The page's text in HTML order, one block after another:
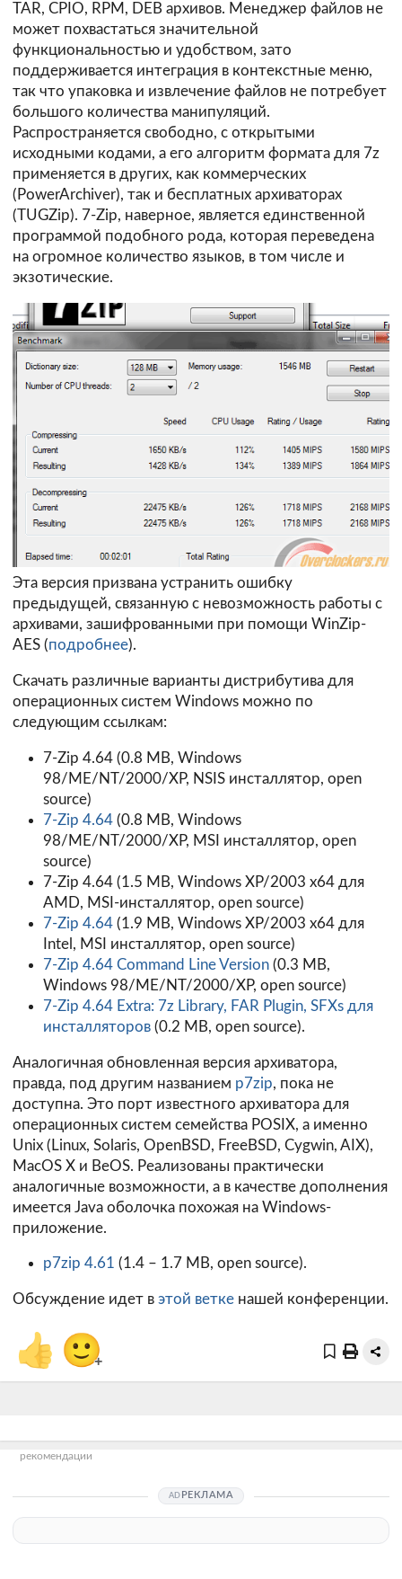
TAR, CPIO, RPM, DEB архивов. Менеджер файлов не
может похвастаться значительной
функциональностью и удобством, зато
поддерживается интеграция в контекстные меню,
так что упаковка и извлечение файлов не потребует
большого количества манипуляций.
Распространяется свободно, с открытыми
исходными кодами, а его алгоритм формата для 7z
применяется в других, как коммерческих
(PowerArchiver), так и бесплатных архиваторах
(TUGZip). 7-Zip, наверное, является единственной
программой подобного рода, которая переведена
на огромное количество языков, в том числе и
экзотические.
Эта версия призвана устранить ошибку
предыдущей, связанную с невозможность работы с
архивами, зашифрованными при помощи WinZip-
AES (подробнее).
Скачать различные варианты дистрибутива для
операционных систем Windows можно по
следующим ссылкам:
7-Zip 4.64 (0.8 MB, Windows
98/ME/NT/2000/XP, NSIS инсталлятор, open
source)
7-Zip 4.64(0.8 MB, Windows
98/ME/NT/2000/XP, MSI инсталлятор, open
source)
7-Zip 4.64 (1.5 MB, Windows XP/2003 x64 для
AMD, MSI-инсталлятор, open source)
7-Zip 4.64(1.9 MB, Windows XP/2003 x64 для
Intel, MSI инсталлятор, open source)
7-Zip 4.64 Command Line Version(0.3 MB,
Windows 98/ME/NT/2000/XP, open source)
7-Zip 4.64 Extra: 7z Library, FAR Plugin, SFXs для
инсталляторов(0.2 MB, open source).
Аналогичная обновленная версия архиватора,
правда, под другим названием p7zip, пока не
доступна. Это порт известного архиватора для
операционных систем семейства POSIX, а именно
Unix (Linux, Solaris, OpenBSD, FreeBSD, Cygwin, AIX),
MacOS X и BeOS. Реализованы практически
аналогичные возможности, а в качестве дополнения
имеется Java оболочка похожая на Windows-
приложение.
p7zip 4.61 (1.4 – 1.7 MB, open source).
Обсуждение идет в этой ветке нашей конференции.
👍 🙂+
рекомендации
РЕКЛАМА